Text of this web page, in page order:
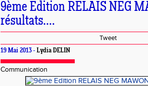
9ème Edition RELAIS NEG
résultats....
Tweet
19 Mai 2013 - Lydia DELIN
Communication